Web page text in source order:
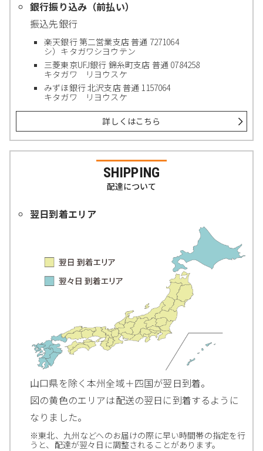
銀行振り込み（前払い）
振込先銀行
楽天銀行 第二営業支店 普通 7271064
シ）キタガワシヨウテン
三菱東京UFJ銀行 錦糸町支店 普通 0784258
キタガワ リヨウスケ
みずほ銀行 北沢支店 普通 1157064
キタガワ リヨウスケ
詳しくはこちら
SHIPPING
配達について
翌日到着エリア
山口県を除く本州全域＋四国が翌日到着。
図の黄色のエリアは配送の翌日に到着するように
なりました。
※東北、九州などへのお届けの際に早い時間帯の指定を行
うと、配達が翌々日に調整されることがあります。